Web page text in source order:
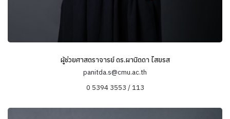
ผู้ช่วยศาสตราจารย์ ดร.ผานิตดา ไสยรส
panitda.s@cmu.ac.th
0 5394 3553 / 113